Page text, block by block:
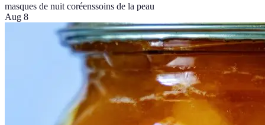
masques de nuit coréenssoins de la peau
Aug 8